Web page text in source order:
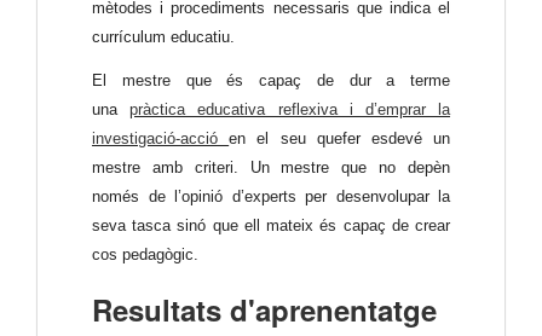
mètodes i procediments necessaris que indica el
currículum educatiu.
El mestre que és capaç de dur a terme
unapràctica educativa reflexiva i d’emprar la
investigació-acció
en el seu quefer esdevé un
mestre amb criteri. Un mestre que no depèn
només de l’opinió d’experts per desenvolupar la
seva tasca sinó que ell mateix és capaç de crear
cos pedagògic.
Resultats d'aprenentatge